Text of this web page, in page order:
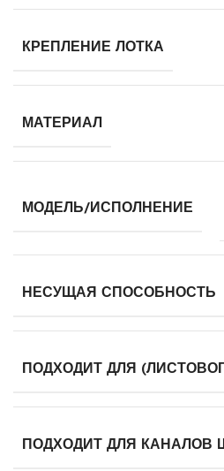
КРЕПЛЕНИЕ ЛОТКА
МАТЕРИАЛ
МОДЕЛЬ/ИСПОЛНЕНИЕ
НЕСУЩАЯ СПОСОБНОСТЬ
ПОДХОДИТ ДЛЯ
ПОДХОДИТ ДЛЯ КАНАЛОВ